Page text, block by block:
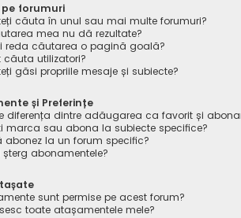
forumuri
căuta în unul sau mai multe forumuri?
mea nu dă rezultate?
reda căutarea o pagină goală?
căuta utilizatori?
găsi propriile mesaje și subiecte?
și Preferințe
diferența dintre adăugarea ca favorit și
marca sau abona la subiecte specifice?
abonez la un forum specific?
abonamentele?
sunt permise pe acest forum?
toate atașamentele mele?